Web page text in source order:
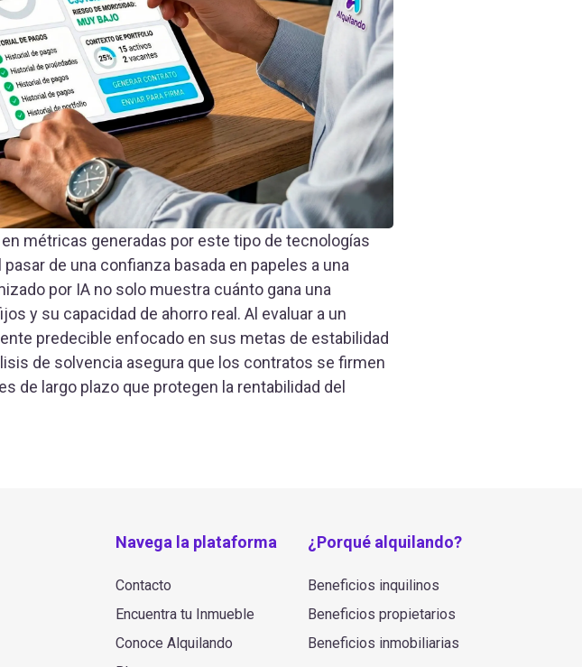
métricas generadas por este tipo de tecnologías
de una confianza basada en papeles a una
por IA no solo muestra cuánto gana una
y su capacidad de ahorro real. Al evaluar a un
predecible enfocado en sus metas de estabilidad
de solvencia asegura que los contratos se firmen
de largo plazo que protegen la rentabilidad del
Navega la plataforma
Contacto
Encuentra tu Inmueble
Conoce Alquilando
¿Porqué alquilando?
Beneficios inquilinos
Beneficios propietarios
Beneficios inmobiliarias